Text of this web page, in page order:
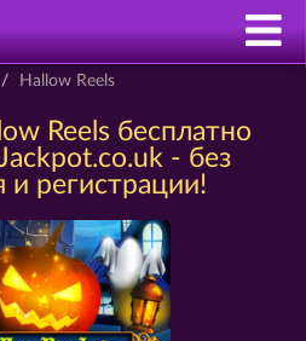
Hallow Reels
Reels бесплатно
- без
и регистрации!